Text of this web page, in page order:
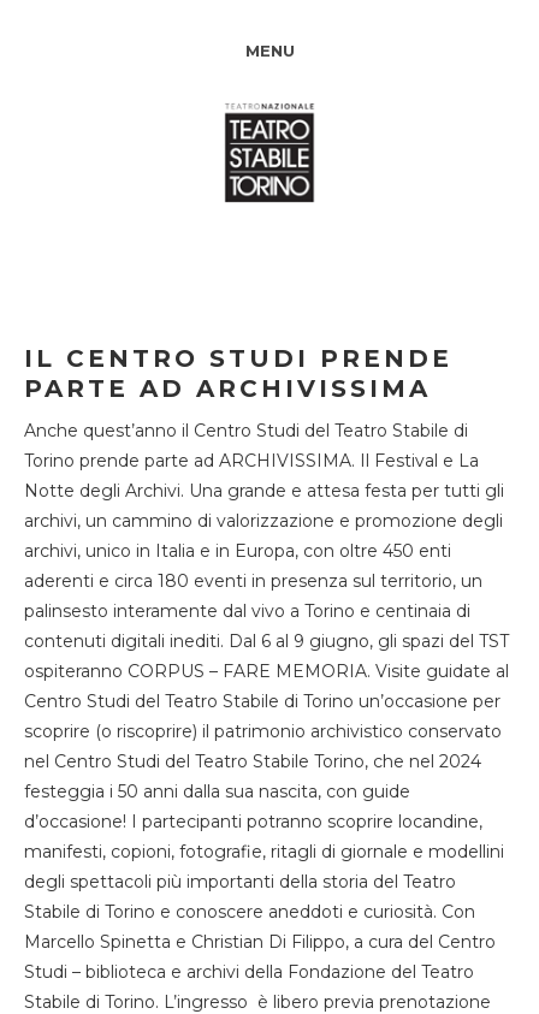
MENU
IL CENTRO STUDI PRENDE
PARTE AD ARCHIVISSIMA
Anche quest’anno il Centro Studi del Teatro Stabile di
Torino prende parte ad ARCHIVISSIMA. Il Festival e La
Notte degli Archivi. Una grande e attesa festa per tutti gli
archivi, un cammino di valorizzazione e promozione degli
archivi, unico in Italia e in Europa, con oltre 450 enti
aderenti e circa 180 eventi in presenza sul territorio, un
palinsesto interamente dal vivo a Torino e centinaia di
contenuti digitali inediti. Dal 6 al 9 giugno, gli spazi del TST
ospiteranno CORPUS – FARE MEMORIA. Visite guidate al
Centro Studi del Teatro Stabile di Torino un’occasione per
scoprire (o riscoprire) il patrimonio archivistico conservato
nel Centro Studi del Teatro Stabile Torino, che nel 2024
festeggia i 50 anni dalla sua nascita, con guide
d’occasione! I partecipanti potranno scoprire locandine,
manifesti, copioni, fotografie, ritagli di giornale e modellini
degli spettacoli più importanti della storia del Teatro
Stabile di Torino e conoscere aneddoti e curiosità. Con
Marcello Spinetta e Christian Di Filippo, a cura del Centro
Studi – biblioteca e archivi della Fondazione del Teatro
Stabile di Torino. L’ingresso è libero previa prenotazione